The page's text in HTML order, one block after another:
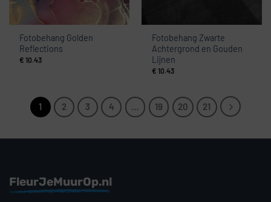
Fotobehang Golden
Reflections
€ 10.43
Fotobehang Zwarte
Achtergrond en Gouden
Lijnen
€ 10.43
1 2 3 4 … 19 20 21
FleurJeMuurOp.nl